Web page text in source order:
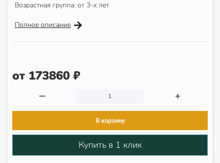
Возрастная группа: от 3-х лет
Полное описание
от 173860 ₽
— +
В корзину
Купить в 1 клик